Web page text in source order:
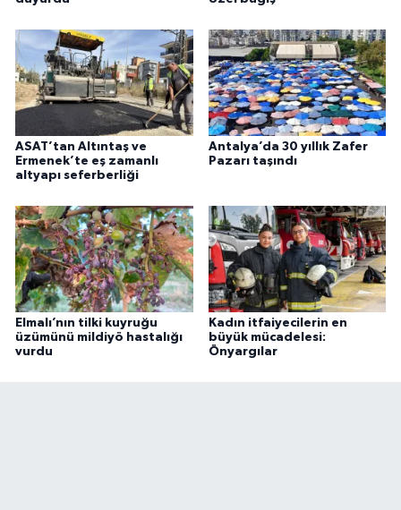
ASAT’tan Altıntaş ve
Ermenek’te eş zamanlı
altyapı seferberliği
Antalya’da 30 yıllık Zafer
Pazarı taşındı
Elmalı’nın tilki kuyruğu
üzümünü mildiyö hastalığı
vurdu
Kadın itfaiyecilerin en
büyük mücadelesi:
Önyargılar